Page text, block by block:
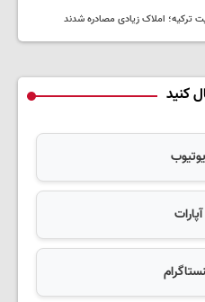
ترکیه؛ املاک زیادی مصادره شدند
کنید
یوتیوب
آپارات